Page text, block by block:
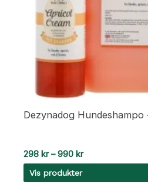
Dezynadog
298 kr – 990 krPrisområde:
298 kr
til
990 kr
Vis produkter